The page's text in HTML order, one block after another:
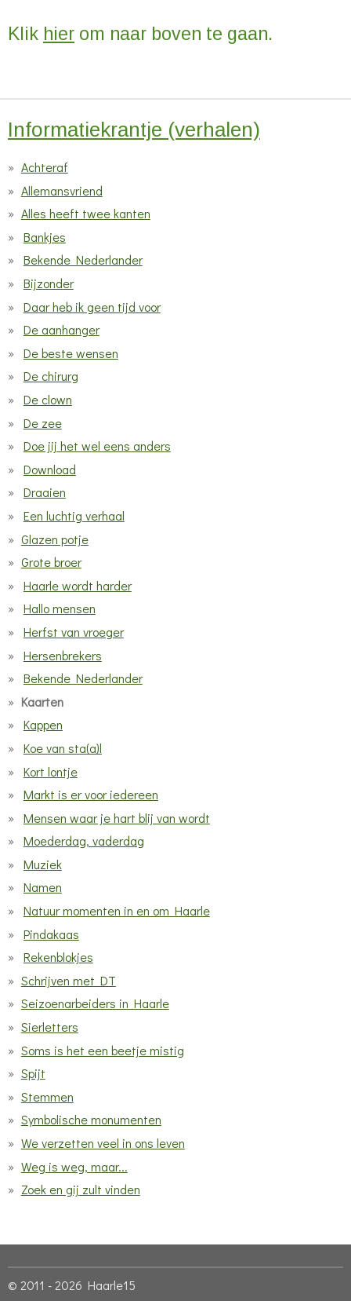
Klik hier om naar boven te gaan.
Informatiekrantje (verhalen)
Achteraf
Allemansvriend
Alles heeft twee kanten
Bankjes
Bekende Nederlander
Bijzonder
Daar heb ik geen tijd voor
De aanhanger
De beste wensen
De chirurg
De clown
De zee
Doe jij het wel eens anders
Download
Draaien
Een luchtig verhaal
Glazen potje
Grote broer
Haarle wordt harder
Hallo mensen
Herfst van vroeger
Hersenbrekers
Bekende Nederlander
Kaarten
Kappen
Koe van sta(a)l
Kort lontje
Markt is er voor iedereen
Mensen waar je hart blij van wordt
Moederdag, vaderdag
Muziek
Namen
Natuur momenten in en om Haarle
Pindakaas
Rekenblokjes
Schrijven met DT
Seizoenarbeiders in Haarle
Sierletters
Soms is het een beetje mistig
Spijt
Stemmen
Symbolische monumenten
We verzetten veel in ons leven
Weg is weg, maar...
Zoek en gij zult vinden
© 2011 - 2026 Haarle15